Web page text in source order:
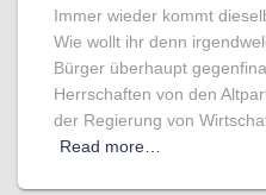
Immer wieder kommt
Wie wollt ihr denn
Bürger überhaupt
Herrschaften von den
der Regierung von
Read more…